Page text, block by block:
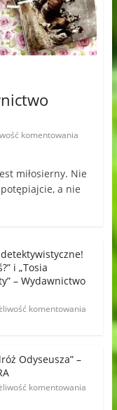
komentowania
miłosierny. Nie
a nie
i „Tosia
– Wydawnictwo
komentowania
Odyseusza” –
komentowania